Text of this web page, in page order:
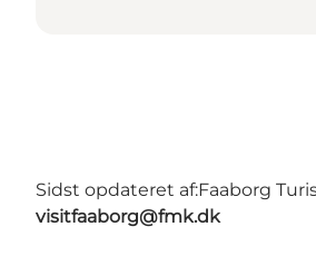
Sidst opdateret af:Faaborg
visitfaaborg@fmk.dk